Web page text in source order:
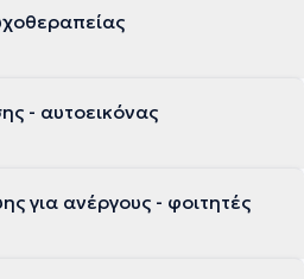
- αυτοεικόνας
για ανέργους - φοιτητές